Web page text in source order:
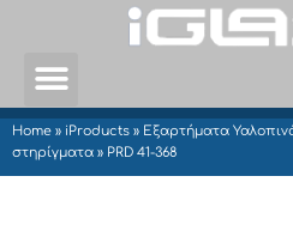
Home » iProducts » Εξαρτήματα
στηρίγματα » PRD 41-368